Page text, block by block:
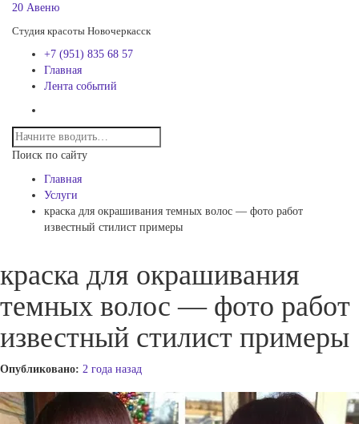
20 Авеню
Студия красоты Новочеркасск
+7 (951) 835 68 57
Главная
Лента событий
Поиск по сайту
Главная
Услуги
краска для окрашивания темных волос — фото работ
известный стилист примеры
краска для окрашивания
темных волос — фото работ
известный стилист примеры
Опубликовано: 2 года назад